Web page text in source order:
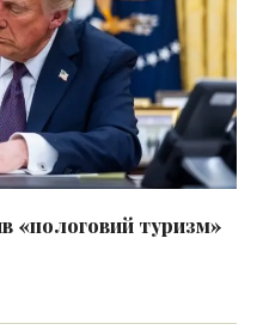
«пологовий туризм»